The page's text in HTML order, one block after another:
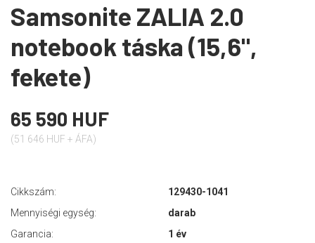
Samsonite ZALIA 2.0
notebook táska (15,6",
fekete)
65 590 HUF
(51 646 HUF + ÁFA)
Cikkszám:
129430-1041
Mennyiségi egység:
darab
Garancia:
1 év